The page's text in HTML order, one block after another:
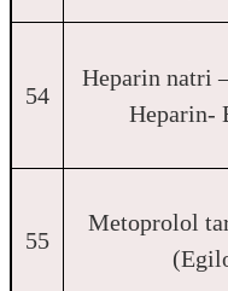
54
Heparin natri
Heparin-
55
Metoprolol